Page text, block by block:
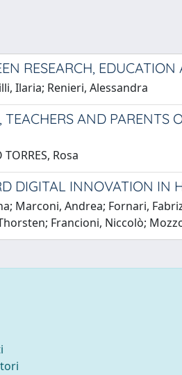
RESEARCH,
Ilaria; Renieri, Alessandra
AND PARENTS
Rosa
DIGITAL INNOVATION IN
Marconi, Andrea; Fornari,
Francioni, Niccolò;